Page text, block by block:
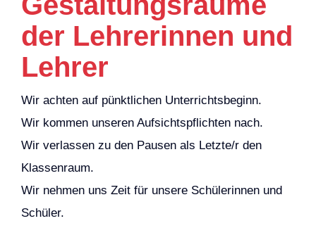
der Lehrerinnen und
Lehrer
Wir achten auf pünktlichen Unterrichtsbeginn.
Wir kommen unseren Aufsichtspflichten nach.
Wir verlassen zu den Pausen als Letzte/r den
Klassenraum.
Wir nehmen uns Zeit für unsere Schülerinnen und
Schüler.